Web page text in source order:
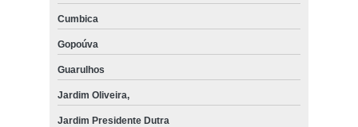
Cumbica
Gopoúva
Guarulhos
Jardim Oliveira,
Jardim Presidente Dutra